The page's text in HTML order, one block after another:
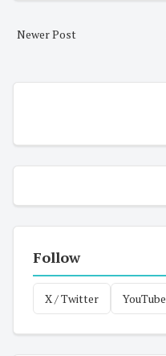
Newer Post
Follow
X / Twitter YouTube